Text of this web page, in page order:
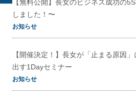
【無料公開】長女のビジネス成功の
しました！〜
お知らせ
【開催決定！】長女が「止まる原因
出す1Dayセミナー
お知らせ